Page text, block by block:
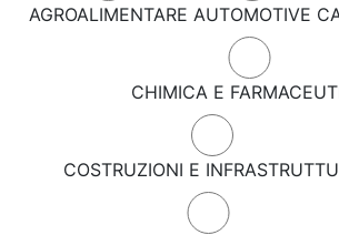
AGROALIMENTARE AUTOMOTIVE
CHIMICA E
COSTRUZIONI E